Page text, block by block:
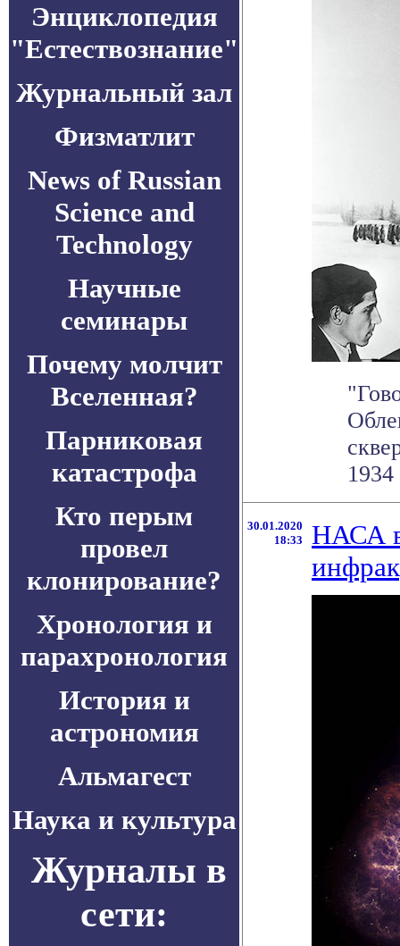
Энциклопедия
"Естествознание"
Журнальный зал
Физматлит
News of Russian
Science and
Technology
Научные
семинары
Почему молчит
Вселенная?
Парниковая
катастрофа
Кто перым
провел
клонирование?
Хронология и
парахронология
История и
астрономия
Альмагест
Наука и культура
Журналы в
сети:
30.01.2020
18:33
НАСА